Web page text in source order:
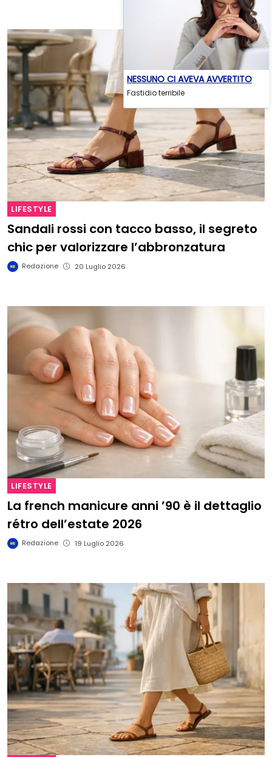
LIFESTYLE
Sandali rossi con tacco basso, il segreto
chic per valorizzare l’abbronzatura
Redazione 20 Luglio 2026
LIFESTYLE
La french manicure anni ’90 è il dettaglio
rétro dell’estate 2026
Redazione 19 Luglio 2026
NESSUNO CI AVEVA AVVERTITO
Fastidio terribile